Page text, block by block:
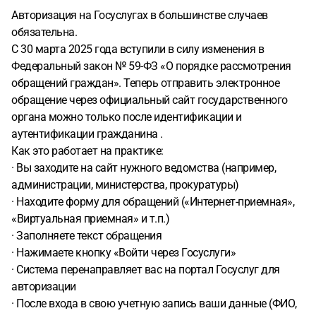
Авторизация на Госуслугах в большинстве случаев
обязательна.
С 30 марта 2025 года вступили в силу изменения в
Федеральный закон № 59-ФЗ «О порядке рассмотрения
обращений граждан». Теперь отправить электронное
обращение через официальный сайт государственного
органа можно только после идентификации и
аутентификации гражданина .
Как это работает на практике:
· Вы заходите на сайт нужного ведомства (например,
администрации, министерства, прокуратуры)
· Находите форму для обращений («Интернет-приемная»,
«Виртуальная приемная» и т.п.)
· Заполняете текст обращения
· Нажимаете кнопку «Войти через Госуслуги»
· Система перенаправляет вас на портал Госуслуг для
авторизации
· После входа в свою учетную запись ваши данные (ФИО,